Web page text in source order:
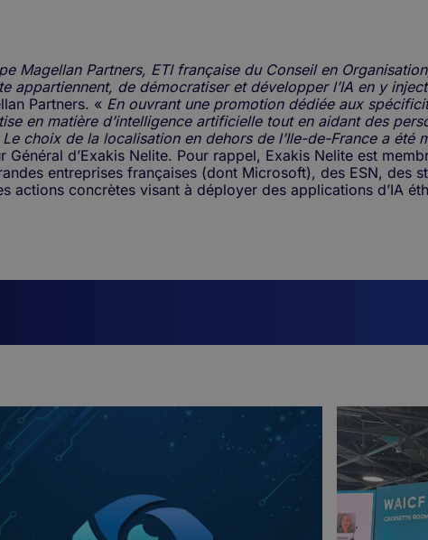
Magellan Partners, ETI française du Conseil en
appartiennent, de démocratiser et développer l’IA en y
Partners. « En ouvrant une promotion dédiée aux
en matière d’intelligence artificielle tout en aidant des
choix de la localisation en dehors de l’Ile-de-France a été
Général d’Exakis Nelite. Pour rappel, Exakis Nelite est
entreprises françaises (dont Microsoft), des ESN, des
concrètes visant à déployer des applications d’IA